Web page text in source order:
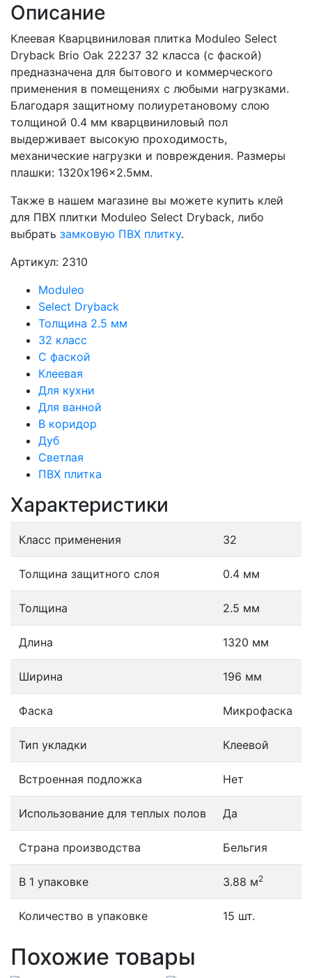
Описание
Клеевая Кварцвиниловая плитка Moduleo Select
Dryback Brio Oak 22237 32 класса (с фаской)
предназначена для бытового и коммерческого
применения в помещениях с любыми нагрузками.
Благодаря защитному полиуретановому слою
толщиной 0.4 мм кварцвиниловый пол
выдерживает высокую проходимость,
механические нагрузки и повреждения. Размеры
плашки: 1320x196x2.5мм.
Также в нашем магазине вы можете купить клей
для ПВХ плитки Moduleo Select Dryback, либо
выбрать замковую ПВХ плитку.
Артикул: 2310
Moduleo
Select Dryback
Толщина 2.5 мм
32 класс
С фаской
Клеевая
Для кухни
Для ванной
В коридор
Дуб
Светлая
ПВХ плитка
Характеристики
Класс применения 32
Толщина защитного слоя 0.4 мм
Толщина 2.5 мм
Длина 1320 мм
Ширина 196 мм
Фаска Микрофаска
Тип укладки Клеевой
Встроенная подложка Нет
Использование для теплых полов Да
Страна производства Бельгия
В 1 упаковке 3.88 м2
Количество в упаковке 15 шт.
Похожие товары